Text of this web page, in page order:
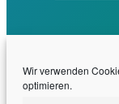
Wir verwenden
optimieren.